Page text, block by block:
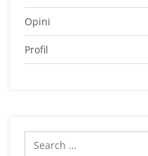
Opini
Profil